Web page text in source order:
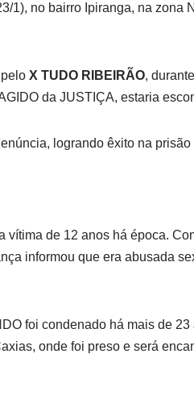
1), no bairro Ipiranga, na zona
pelo X TUDO RIBEIRÃO,
da JUSTIÇA, estaria
logrando êxito na prisão
de 12 anos há época.
informou que era abusada
foi condenado há mais de 23
onde foi preso e será